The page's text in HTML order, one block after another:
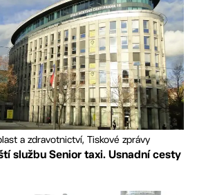
a zdravotnictví, Tiskové zprávy
službu Senior taxi. Usnadní cesty